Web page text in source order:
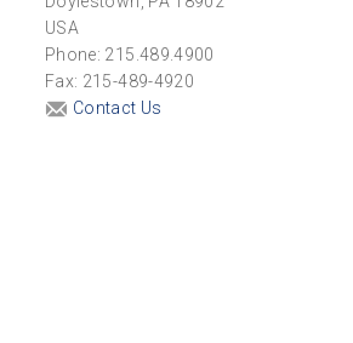
USA
Phone: 215.489.4900
Fax: 215-489-4920
Contact Us